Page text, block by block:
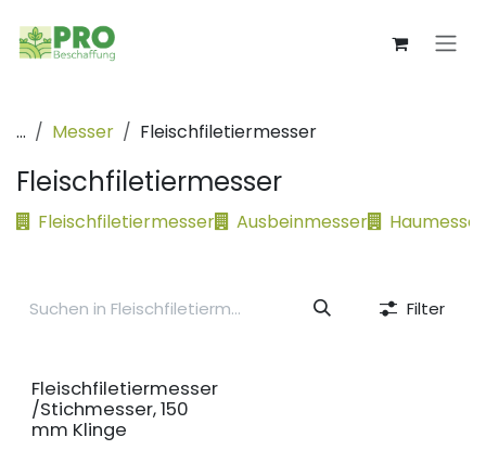
... Messer Fleischfiletiermesser
Fleischfiletiermesser
Fleischfiletiermesser Ausbeinmesser Haumesser
Filter
Fleischfiletiermesser
/Stichmesser, 150
mm Klinge